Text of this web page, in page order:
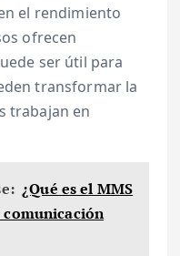
el rendimiento
ofrecen
ser útil para
transformar la
trabajan en
¿Qué es el MMS